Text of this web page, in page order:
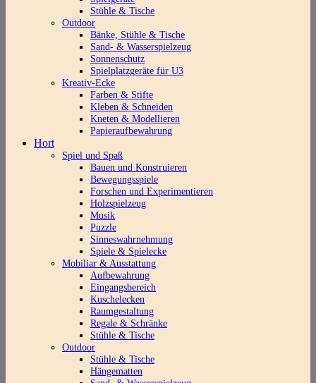
Stühle & Tische
Outdoor
Bänke, Stühle & Tische
Sand- & Wasserspielzeug
Sonnenschutz
Spielplatzgeräte für U3
Kreativ-Ecke
Farben & Stifte
Kleben & Schneiden
Kneten & Modellieren
Papieraufbewahrung
Hort
Spiel und Spaß
Bauen und Konstruieren
Bewegungsspiele
Forschen und Experimentieren
Holzspielzeug
Musik
Puzzle
Sinneswahrnehmung
Spiele & Spielecke
Mobiliar & Ausstattung
Aufbewahrung
Eingangsbereich
Kuschelecken
Raumgestaltung
Regale & Schränke
Stühle & Tische
Outdoor
Stühle & Tische
Hängematten